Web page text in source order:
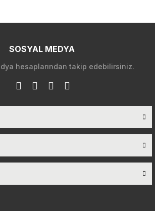
SOSYAL MEDYA
hesaplarından takip edebilirsiniz.